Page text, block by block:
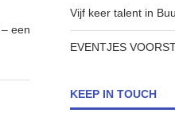
een
Vijf keer talent in
EVENTJES
KEEP IN TOUCH